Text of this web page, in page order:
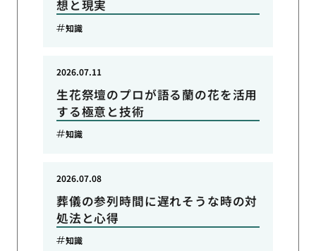
想と現実
知識
生花祭壇のプロが語る蘭の花を活用
する極意と技術
2026.07.11
知識
葬儀の参列時間に遅れそうな時の対
処法と心得
2026.07.08
知識